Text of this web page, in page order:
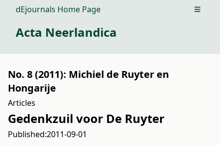
dEjournals Home Page Open
Acta Neerlandica
No. 8 (2011): Michiel de Ruyter en
Hongarije
Articles
Gedenkzuil voor De Ruyter
Published:2011-09-01